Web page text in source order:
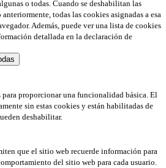
o todas. Cuando se deshabilitan las
todas las cookies asignadas a esa
Además, puede ver una lista de cookies
detallada en la declaración de
para proporcionar una funcionalidad básica. El
sin estas cookies y están habilitadas de
deshabilitar.
que el sitio web recuerde información para
del sitio web para cada usuario.